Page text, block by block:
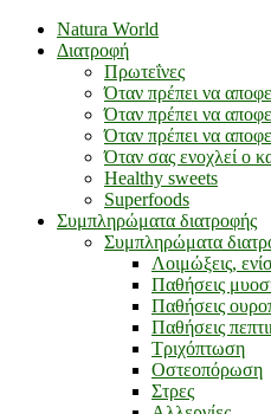
Natura World
Διατροφή
Πρωτεΐνες
Όταν πρέπει να
Όταν πρέπει να
Όταν πρέπει να
Όταν σας ενοχλεί ο
Healthy sweets
Superfoods
Συμπληρώματα διατροφής
Συμπληρώματα
Λοιμώξεις,
Παθήσεις
Παθήσεις
Παθήσεις
Τριχόπτωση
Οστεοπόρωση
Στρες